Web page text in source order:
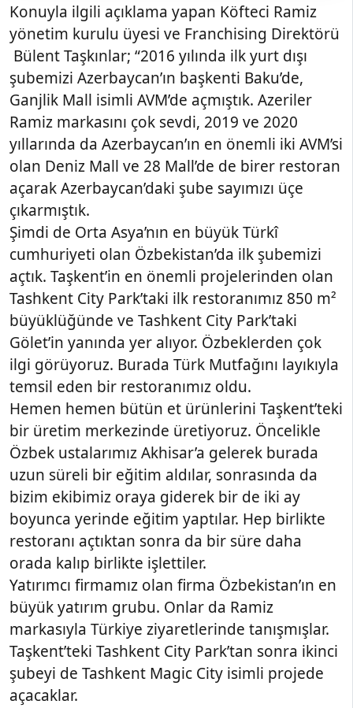
Konuyla ilgili açıklama yapan Köfteci Ramiz
yönetim kurulu üyesi ve Franchising Direktörü
Bülent Taşkınlar; “2016 yılında ilk yurt dışı
şubemizi Azerbaycan’ın başkenti Baku’de,
Ganjlik Mall isimli AVM’de açmıştık. Azeriler
Ramiz markasını çok sevdi, 2019 ve 2020
yıllarında da Azerbaycan’ın en önemli iki AVM’si
olan Deniz Mall ve 28 Mall’de de birer restoran
açarak Azerbaycan’daki şube sayımızı üçe
çıkarmıştık.
Şimdi de Orta Asya’nın en büyük Türkî
cumhuriyeti olan Özbekistan’da ilk şubemizi
açtık. Taşkent’in en önemli projelerinden olan
Tashkent City Park’taki ilk restoranımız 850 m²
büyüklüğünde ve Tashkent City Park’taki
Gölet’in yanında yer alıyor. Özbeklerden çok
ilgi görüyoruz. Burada Türk Mutfağını layıkıyla
temsil eden bir restoranımız oldu.
Hemen hemen bütün et ürünlerini Taşkent’teki
bir üretim merkezinde üretiyoruz. Öncelikle
Özbek ustalarımız Akhisar’a gelerek burada
uzun süreli bir eğitim aldılar, sonrasında da
bizim ekibimiz oraya giderek bir de iki ay
boyunca yerinde eğitim yaptılar. Hep birlikte
restoranı açtıktan sonra da bir süre daha
orada kalıp birlikte işlettiler.
Yatırımcı firmamız olan firma Özbekistan’ın en
büyük yatırım grubu. Onlar da Ramiz
markasıyla Türkiye ziyaretlerinde tanışmışlar.
Taşkent’teki Tashkent City Park’tan sonra ikinci
şubeyi de Tashkent Magic City isimli projede
açacaklar.